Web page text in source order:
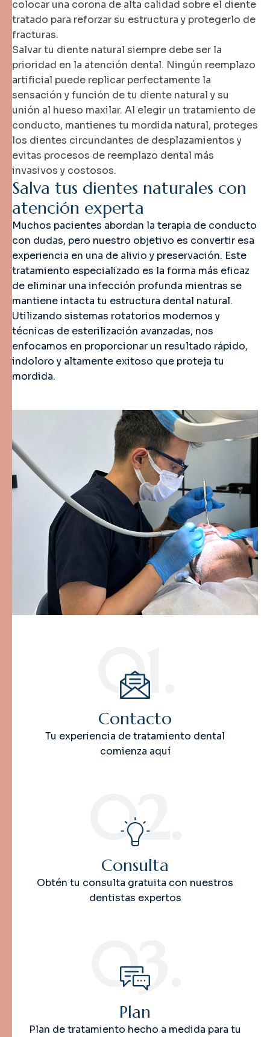
colocar una corona de alta calidad sobre el diente
tratado para reforzar su estructura y protegerlo de
fracturas.
Salvar tu diente natural siempre debe ser la
prioridad en la atención dental. Ningún reemplazo
artificial puede replicar perfectamente la
sensación y función de tu diente natural y su
unión al hueso maxilar. Al elegir un tratamiento de
conducto, mantienes tu mordida natural, proteges
los dientes circundantes de desplazamientos y
evitas procesos de reemplazo dental más
invasivos y costosos.
Salva tus dientes naturales con
atención experta
Muchos pacientes abordan la terapia de conducto
con dudas, pero nuestro objetivo es convertir esa
experiencia en una de alivio y preservación. Este
tratamiento especializado es la forma más eficaz
de eliminar una infección profunda mientras se
mantiene intacta tu estructura dental natural.
Utilizando sistemas rotatorios modernos y
técnicas de esterilización avanzadas, nos
enfocamos en proporcionar un resultado rápido,
indoloro y altamente exitoso que proteja tu
mordida.
01.
Contacto
Tu experiencia de tratamiento dental
comienza aquí
02.
Consulta
Obtén tu consulta gratuita con nuestros
dentistas expertos
03.
Plan
Plan de tratamiento hecho a medida para tu